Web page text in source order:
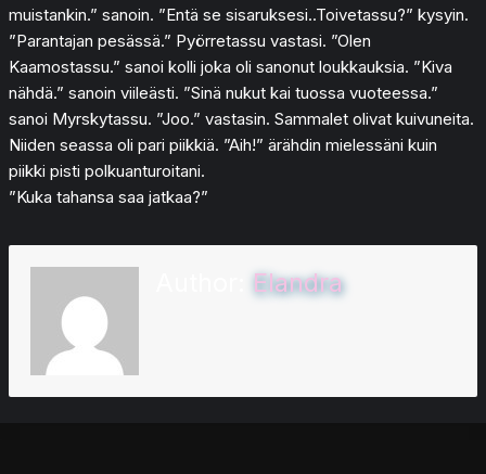
muistankin.” sanoin. ”Entä se sisaruksesi..Toivetassu?” kysyin.
”Parantajan pesässä.” Pyörretassu vastasi. ”Olen
Kaamostassu.” sanoi kolli joka oli sanonut loukkauksia. ”Kiva
nähdä.” sanoin viileästi. ”Sinä nukut kai tuossa vuoteessa.”
sanoi Myrskytassu. ”Joo.” vastasin. Sammalet olivat kuivuneita.
Niiden seassa oli pari piikkiä. ”Aih!” ärähdin mielessäni kuin
piikki pisti polkuanturoitani.
”Kuka tahansa saa jatkaa?”
Elandra